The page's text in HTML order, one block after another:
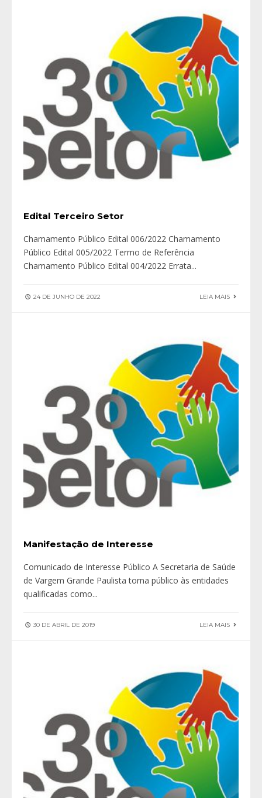
Edital Terceiro Setor
Chamamento Público Edital 006/2022 Chamamento
Público Edital 005/2022 Termo de Referência
Chamamento Público Edital 004/2022 Errata...
24 DE JUNHO DE 2022 LEIA MAIS
Manifestação de Interesse
Comunicado de Interesse Público A Secretaria de Saúde
de Vargem Grande Paulista torna público às entidades
qualificadas como...
30 DE ABRIL DE 2019 LEIA MAIS